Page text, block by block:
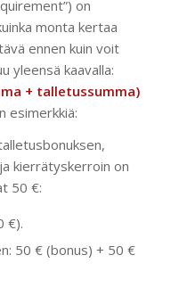
on
monta kertaa
ennen kuin voit
yleensä kaavalla:
+ talletussumma)
esimerkkiä:
kierrätyskerroin on
50 €:
€).
50 € (bonus) + 50 €